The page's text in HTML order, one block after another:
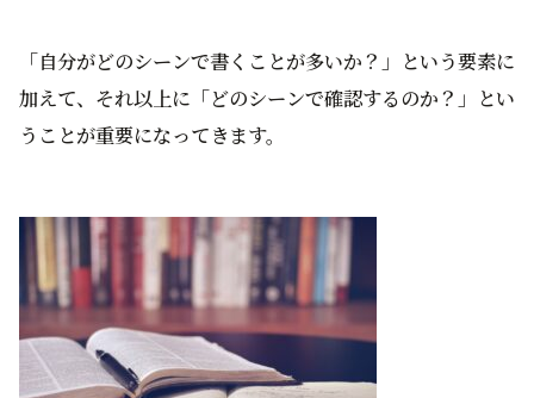
「自分がどのシーンで書くことが多いか？」という要素に
加えて、それ以上に「どのシーンで確認するのか？」とい
うことが重要になってきます。